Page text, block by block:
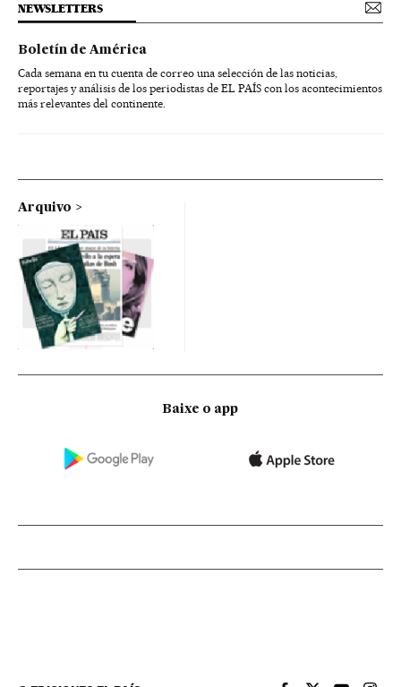
NEWSLETTERS
Boletín de América
Cada semana en tu cuenta de correo una selección de las noticias,
reportajes y análisis de los periodistas de EL PAÍS con los acontecimientos
más relevantes del continente.
Arquivo
Baixe o app